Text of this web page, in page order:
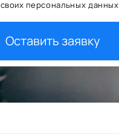
своих персональных данных
Оставить заявку